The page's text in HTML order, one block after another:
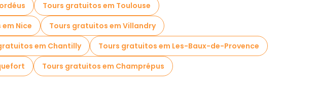
Tours gratuitos em Toulouse
Nice
Tours gratuitos em Villandry
em Chantilly
Tours gratuitos em Les-Baux-de-Provence
Tours gratuitos em Champrépus